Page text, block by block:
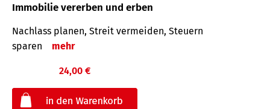
Immobilie vererben und erben
Nachlass planen, Streit vermeiden, Steuern
sparen
mehr
24,00 €